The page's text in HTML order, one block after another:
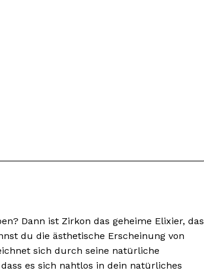
Inhalte
Dann ist Zirkon das geheime Elixier, das
du die ästhetische Erscheinung von
sich durch seine natürliche
es sich nahtlos in dein natürliches